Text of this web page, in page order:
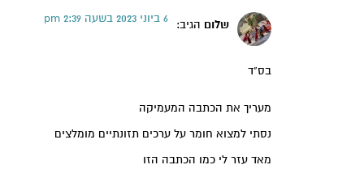
שלום הגיב:
6 ביוני 2023 בשעה 2:39 pm
בס"ד
מעריך את הכתבה המעמיקה
נסתי למצוא חומר על ערכים תזונתיים מומלצים
מאד עזר לי כמו הכתבה הזו